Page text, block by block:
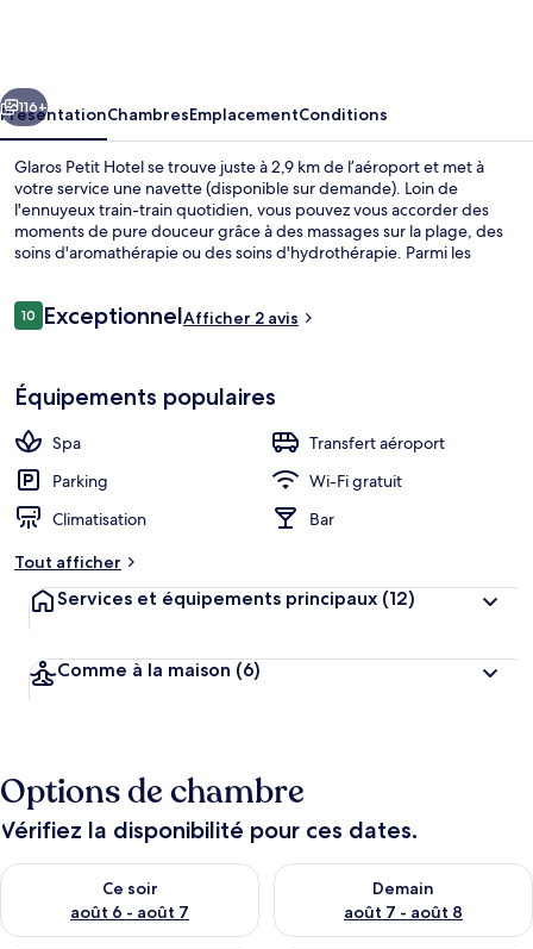
Suivant
116+
PrésentationChambresEmplacementConditions
Glaros Petit Hotel se trouve juste à 2,9 km de l’aéroport et met à
votre service une navette (disponible sur demande). Loin de
l'ennuyeux train-train quotidien, vous pouvez vous accorder des
moments de pure douceur grâce à des massages sur la plage, des
soins d'aromathérapie ou des soins d'hydrothérapie. Parmi les
Avis
voyageurs
1010 sur 10
ExceptionnelAfficher 2 avis
Équipements populaires
Spa
Transfert aéroport
Parking
Wi-Fi gratuit
Climatisation
Bar
Tout afficher
Services et équipements principaux (12)
Comme à la maison (6)
Options de chambre
Vérifiez la disponibilité pour ces dates.
Ce soir
août 6 - août 7
Vérifier la disponibilité pour ce soir août 6 - août 7
Demain
août 7 - août 8
Vérifier la disponibilité pour